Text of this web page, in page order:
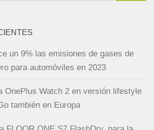
un 9% las emisiones de gases de
para automóviles en 2023
OnePlus Watch 2 en versión lifestyle
también en Europa